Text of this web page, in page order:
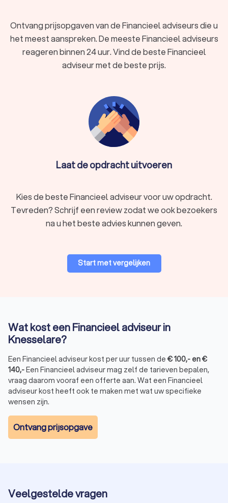
Ontvang prijsopgaven van de Financieel adviseurs die u
het meest aanspreken. De meeste Financieel adviseurs
reageren binnen 24 uur. Vind de beste Financieel
adviseur met de beste prijs.
Laat de opdracht uitvoeren
Kies de beste Financieel adviseur voor uw opdracht.
Tevreden? Schrijf een review zodat we ook bezoekers
na u het beste advies kunnen geven.
Start met vergelijken
Wat kost een Financieel adviseur in
Knesselare?
Een Financieel adviseur kost per uur tussen de €100,- en€
140,-Een Financieel adviseur mag zelf de tarieven bepalen,
vraag daarom vooraf een offerte aan. Wat een Financieel
adviseur kost heeft ook te maken met wat uw specifieke
wensen zijn.
Ontvang prijsopgave
Veelgestelde vragen